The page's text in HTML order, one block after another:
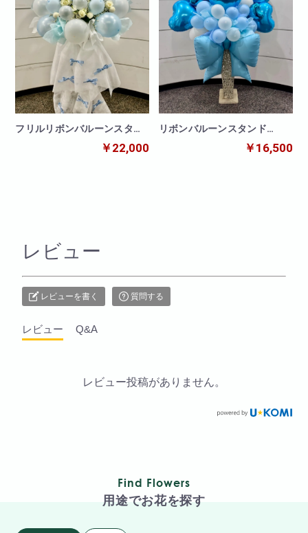
フリルリボンバルーンスタン
￥22,000
リボンバルーンスタンド
￥16,500
レビュー
レビューを書く 質問する
レビュー Q&A
レビュー投稿がありません。
Find Flowers
用途でお花を探す